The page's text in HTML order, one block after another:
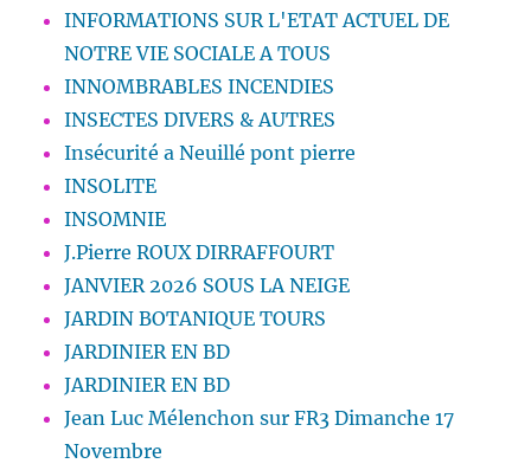
INFORMATIONS SUR L'ETAT ACTUEL DE
NOTRE VIE SOCIALE A TOUS
INNOMBRABLES INCENDIES
INSECTES DIVERS & AUTRES
Insécurité a Neuillé pont pierre
INSOLITE
INSOMNIE
J.Pierre ROUX DIRRAFFOURT
JANVIER 2026 SOUS LA NEIGE
JARDIN BOTANIQUE TOURS
JARDINIER EN BD
JARDINIER EN BD
Jean Luc Mélenchon sur FR3 Dimanche 17
Novembre